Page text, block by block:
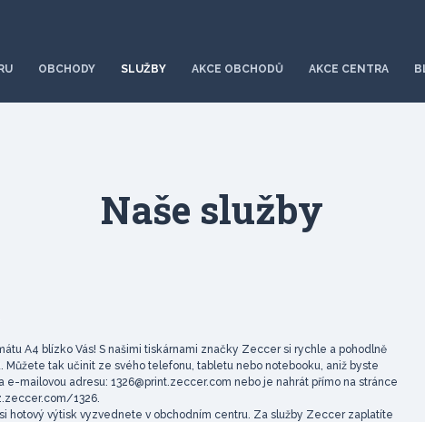
OBCHODY SLUŽBY AKCE OBCHODŮ AKCE CENTRA
Naše služby
A4 blízko Vás! S našimi tiskárnami značky Zeccer si rychle a pohodlně
tak učinit ze svého telefonu, tabletu nebo notebooku, aniž byste
mailovou adresu: 1326@print.zeccer.com nebo je nahrát přímo na stránce
1326.
hotový výtisk vyzvednete v obchodním centru. Za služby Zeccer zaplatíte